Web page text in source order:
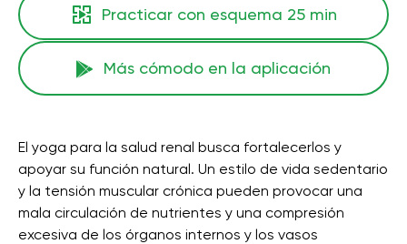
Practicar con esquema 25 min
Más cómodo en la aplicación
El yoga para la salud renal busca fortalecerlos y
apoyar su función natural. Un estilo de vida sedentario
y la tensión muscular crónica pueden provocar una
mala circulación de nutrientes y una compresión
excesiva de los órganos internos y los vasos